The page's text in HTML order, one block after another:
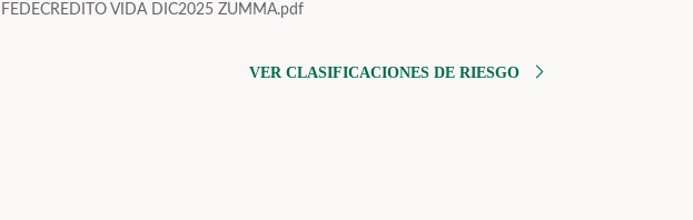
FEDECREDITO VIDA DIC2025 ZUMMA.pdf
VER CLASIFICACIONES DE RIESGO